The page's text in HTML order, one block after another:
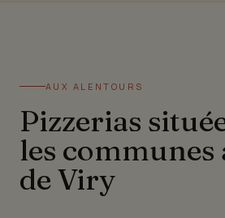
AUX ALENTOURS
Pizzerias
les
de Viry